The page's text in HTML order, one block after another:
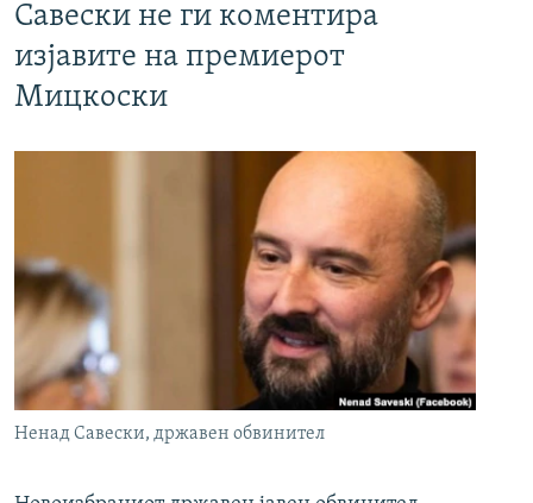
Савески не ги коментира
изјавите на премиерот
Мицкоски
Ненад Савески, државен обвинител